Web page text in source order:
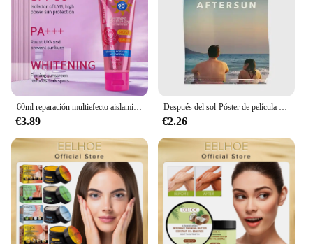
60ml reparación multiefecto aislamiento protector solar hidratante Control de aceite crema de protección solar bloqueador solar hidratante piel flexible
€3.89
Después del sol-Póster de película para decoración del hogar, impresión artística divertida, Mural, pintura para habitación, decoración de pared moderna Vintage sin marco, 2022
€2.26